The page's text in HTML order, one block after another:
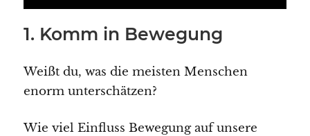
1. Komm in Bewegung
Weißt du, was die meisten Menschen
enorm unterschätzen?
Wie viel Einfluss Bewegung auf unsere